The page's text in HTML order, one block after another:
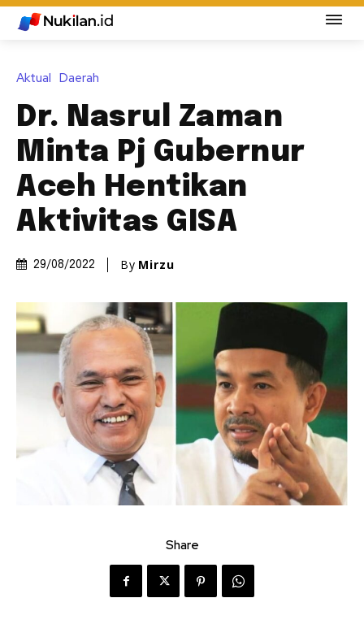
Aktual Daerah
Dr. Nasrul Zaman
Minta Pj Gubernur
Aceh Hentikan
Aktivitas GISA
29/08/2022 By Mirzu
Share